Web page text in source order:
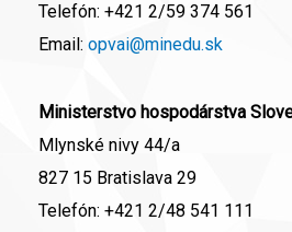
Telefón: +421 2/59 374 561
Email: opvai@minedu.sk
Ministerstvo hospodárstva
Mlynské nivy 44/a
827 15 Bratislava 29
Telefón: +421 2/48 541 111